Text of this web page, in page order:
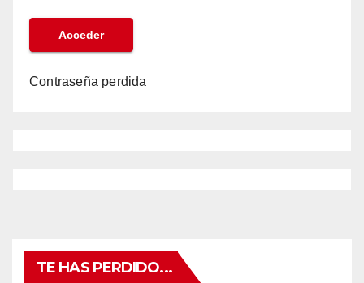
Contraseña perdida
TE HAS PERDIDO...